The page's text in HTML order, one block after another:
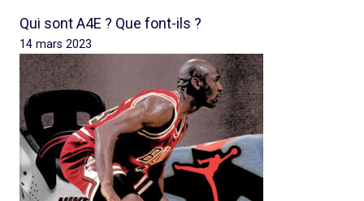
Qui sont A4E ? Que font-ils ?
14 mars 2023